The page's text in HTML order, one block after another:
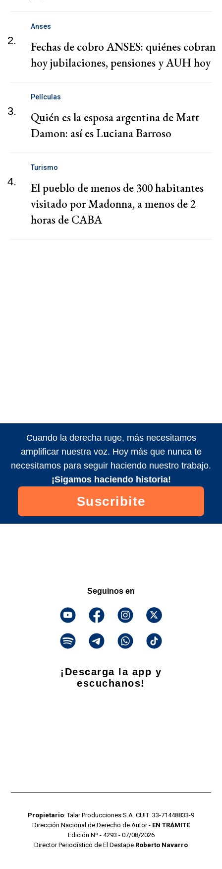
2.
Anses
Fechas de cobro ANSES: quiénes cobran
hoy jubilaciones, pensiones y AUH hoy
3.
Películas
Quién es la esposa argentina de Matt
Damon: así es Luciana Barroso
4.
Turismo
El pueblo de menos de 300 habitantes
visitado por Madonna, a menos de 2
horas de CABA
Cuando la derecha ruge, más necesitamos
amplificar nuestra voz. Hoy más que nunca te
necesitamos para seguir haciendo nuestro trabajo.
¡Sigamos haciendo historia!
Suscribite
Seguinos en
¡Descarga la app y
escuchanos!
Propietario: Talar Producciones S.A. CUIT: 33-71448833-9
Dirección Nacional de Derecho de Autor - EN TRÁMITE
Edición Nº - 4293 - 07/08/2026
Director Periodístico de El Destape Roberto Navarro